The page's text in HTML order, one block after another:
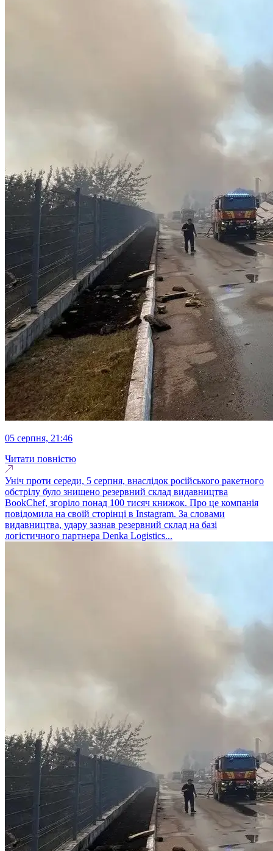
05 серпня, 21:46
Читати повністю
Уніч проти середи, 5 серпня, внаслідок російського ракетного
обстрілу було знищено резервний склад видавництва
BookChef, згоріло понад 100 тисяч книжок. Про це компанія
повідомила на своїй сторінці в Instagram. За словами
видавництва, удару зазнав резервний склад на базі
логістичного партнера Denka Logistics...